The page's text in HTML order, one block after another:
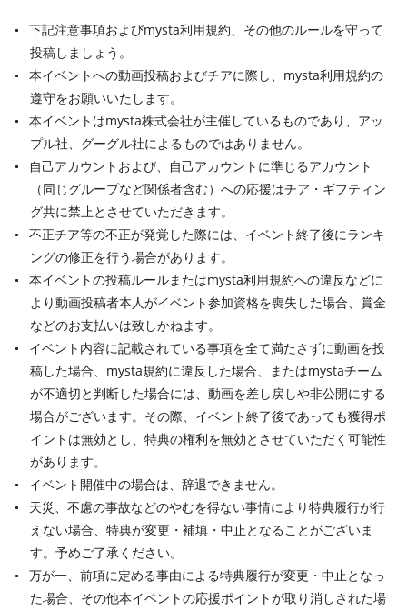
下記注意事項およびmysta利用規約、その他のルールを守って
投稿しましょう。
本イベントへの動画投稿およびチアに際し、mysta利用規約の
遵守をお願いいたします。
本イベントはmysta株式会社が主催しているものであり、アッ
プル社、グーグル社によるものではありません。
自己アカウントおよび、自己アカウントに準じるアカウント
（同じグループなど関係者含む）への応援はチア・ギフティン
グ共に禁止とさせていただきます。
不正チア等の不正が発覚した際には、イベント終了後にランキ
ングの修正を行う場合があります。
本イベントの投稿ルールまたはmysta利用規約への違反などに
より動画投稿者本人がイベント参加資格を喪失した場合、賞金
などのお支払いは致しかねます。
イベント内容に記載されている事項を全て満たさずに動画を投
稿した場合、mysta規約に違反した場合、またはmystaチーム
が不適切と判断した場合には、動画を差し戻しや非公開にする
場合がございます。その際、イベント終了後であっても獲得ポ
イントは無効とし、特典の権利を無効とさせていただく可能性
があります。
イベント開催中の場合は、辞退できません。
天災、不慮の事故などのやむを得ない事情により特典履行が行
えない場合、特典が変更・補填・中止となることがございま
す。予めご了承ください。
万が一、前項に定める事由による特典履行が変更・中止となっ
た場合、その他本イベントの応援ポイントが取り消しされた場